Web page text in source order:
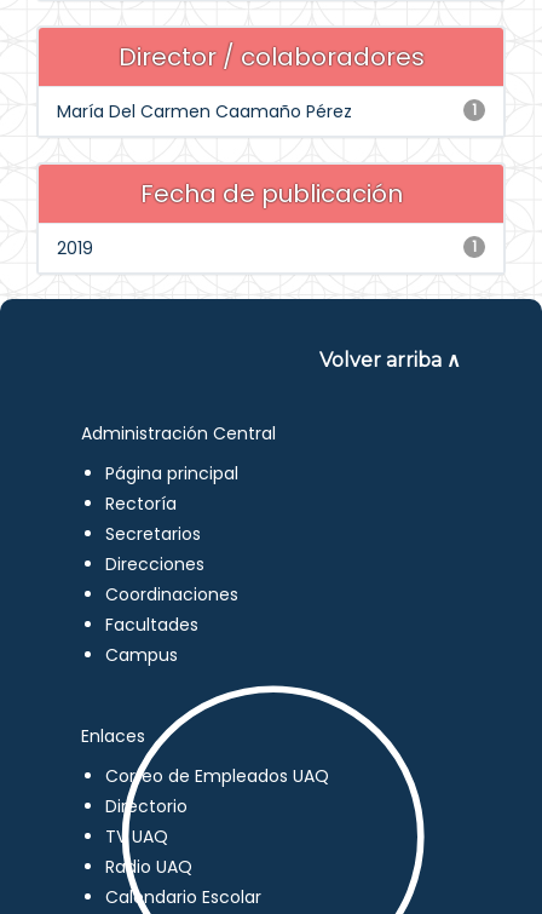
Director / colaboradores
1
María Del Carmen Caamaño Pérez
Fecha de publicación
1
2019
Volver arriba ∧
Administración Central
Página principal
Rectoría
Secretarios
Direcciones
Coordinaciones
Facultades
Campus
Enlaces
Correo de Empleados UAQ
Directorio
TV UAQ
Radio UAQ
Calendario Escolar